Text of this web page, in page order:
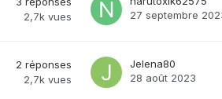
2,7k vues
27 septembre
2 réponses
2,7k vues
Jelena80
28 août 2023